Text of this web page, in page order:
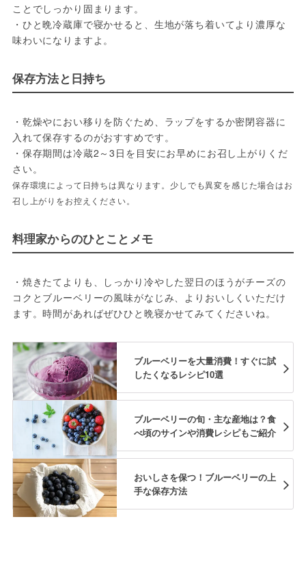
ことでしっかり固まります。
・ひと晩冷蔵庫で寝かせると、生地が落ち着いてより濃厚な
味わいになりますよ。
保存方法と日持ち
・乾燥やにおい移りを防ぐため、ラップをするか密閉容器に
入れて保存するのがおすすめです。
・保存期間は冷蔵2～3日を目安にお早めにお召し上がりくだ
さい。
保存環境によって日持ちは異なります。少しでも異変を感じた場合はお
召し上がりをお控えください。
料理家からのひとことメモ
・焼きたてよりも、しっかり冷やした翌日のほうがチーズの
コクとブルーベリーの風味がなじみ、よりおいしくいただけ
ます。時間があればぜひひと晩寝かせてみてくださいね。
ブルーベリーを大量消費！すぐに試
したくなるレシピ10選
ブルーベリーの旬・主な産地は？食
べ頃のサインや消費レシピもご紹介
おいしさを保つ！ブルーベリーの上
手な保存方法